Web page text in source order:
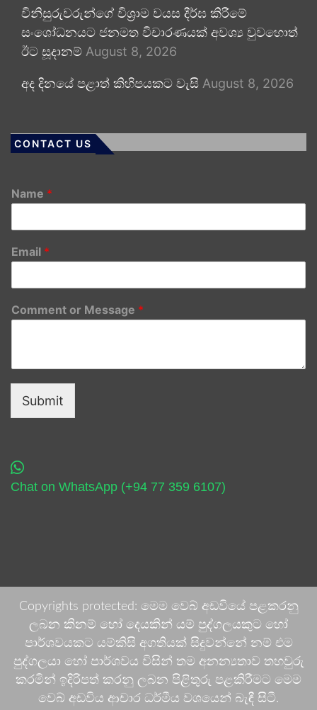
විනිසුරුවරුන්ගේ විශ්‍රාම වයස දීර්ඝ කිරීමේ
සංශෝධනයට ජනමත විචාරණයක් අවශ්‍ය වුවහොත්
ඊට සූදානම් August 8, 2026
අද දිනයේ පළාත් කිහිපයකට වැසි August 8, 2026
CONTACT US
Name *
Email *
Comment or Message *
Submit
Chat on WhatsApp (+94 77 359 6107)
Copyrights protected: මෙම වෙබ් අඩවියේ පළකරනු
ලබන කිනම් හෝ දෙයකින් යම් පුද්ගලයකුට හෝ
පාර්ශවයකට යම්කිසි අගතියක් සිදුවන්නේ නම් එම
පුද්ගලයා හෝ පාර්ශවය විසින් තම අනන්‍යතාව තහවුරු
කරමින් ඉදිරිපත් කරනු ලබන පිළිතුරු පළකිරීමට මෙම
වෙබ් අඩවිය ආචාර ධර්මීය වශයෙන් බැඳී සිටී.